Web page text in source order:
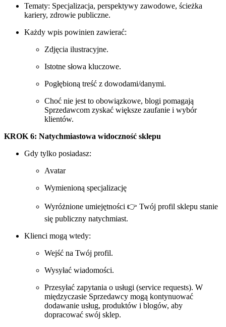
Tematy: Specjalizacja, perspektywy zawodowe, ścieżka
kariery, zdrowie publiczne.
Każdy wpis powinien zawierać:
Zdjęcia ilustracyjne.
Istotne słowa kluczowe.
Pogłębioną treść z dowodami/danymi.
Choć nie jest to obowiązkowe, blogi pomagają
Sprzedawcom zyskać większe zaufanie i wybór
klientów.
KROK 6: Natychmiastowa widoczność sklepu
Gdy tylko posiadasz:
Avatar
Wymienioną specjalizację
Wyróżnione umiejętności 👉 Twój profil sklepu stanie
się publiczny natychmiast.
Klienci mogą wtedy:
Wejść na Twój profil.
Wysyłać wiadomości.
Przesyłać zapytania o usługi (service requests). W
międzyczasie Sprzedawcy mogą kontynuować
dodawanie usług, produktów i blogów, aby
dopracować swój sklep.